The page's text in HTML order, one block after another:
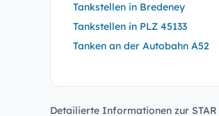
Tankstellen in Bredeney
Tankstellen in PLZ 45133
Tanken an der Autobahn A52
Detailierte Informationen zur